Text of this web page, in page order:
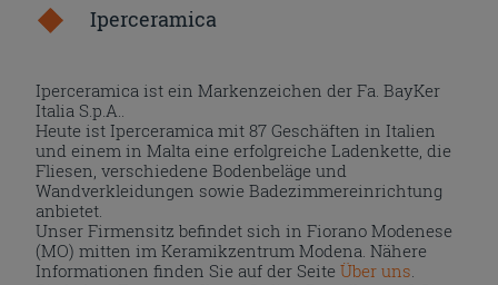
Iperceramica
Iperceramica ist ein Markenzeichen der Fa. BayKer
Italia S.p.A..
Heute ist Iperceramica mit 87 Geschäften in Italien
und einem in Malta eine erfolgreiche Ladenkette, die
Fliesen, verschiedene Bodenbeläge und
Wandverkleidungen sowie Badezimmereinrichtung
anbietet.
Unser Firmensitz befindet sich in Fiorano Modenese
(MO) mitten im Keramikzentrum Modena. Nähere
Informationen finden Sie auf der Seite Über uns